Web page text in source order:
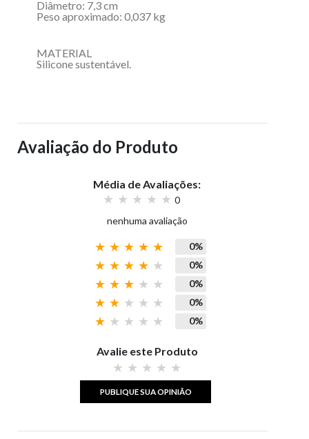
Diâmetro: 7,3 cm
Peso aproximado: 0,037 kg
MATERIAL
Silicone sustentável.
Avaliação do Produto
Média de Avaliações:
0
nenhuma avaliação
0%
0%
0%
0%
0%
Avalie este Produto
PUBLIQUE SUA OPINIÃO